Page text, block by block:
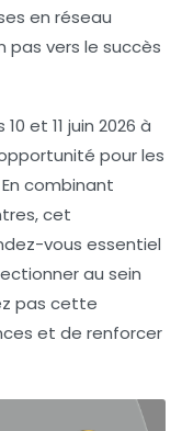
en réseau
vers le succès
10 et 11 juin 2026 à
pour les
En combinant
cet
vous essentiel
au sein
pas cette
et de renforcer